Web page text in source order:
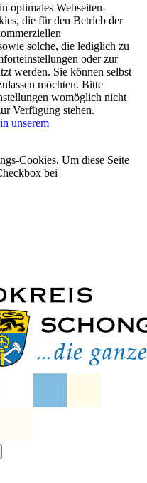
optimales Webseiten-
die für den Betrieb der
solche, die lediglich zu
oder zur
werden. Sie können selbst
möchten. Bitte
womöglich nicht
Verfügung stehen.
unserem
Cookies. Um diese Seite
bei